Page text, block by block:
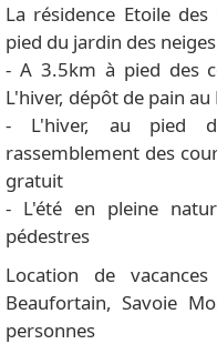
La résidence Etoile
pied du jardin des
- A 3.5km à pied des
L'hiver, dépôt de pain au
- L'hiver, au pied
rassemblement des
gratuit
- L'été en pleine
pédestres
Location de
Beaufortain, Savoie
personnes